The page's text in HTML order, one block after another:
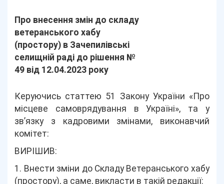
Про внесення змін до складу
ветеранського хабу
(простору) в Зачепилівські
селищній раді до рішення №
49 від 12.04.2023 року
Керуючись статтею 51 Закону України «Про
місцеве самоврядування в Україні», та у
зв’язку з кадровими змінами, виконавчий
комітет:
ВИРІШИВ:
1. Внести зміни до Складу Ветеранського хабу
(простору), а саме, викласти в такій редакції: